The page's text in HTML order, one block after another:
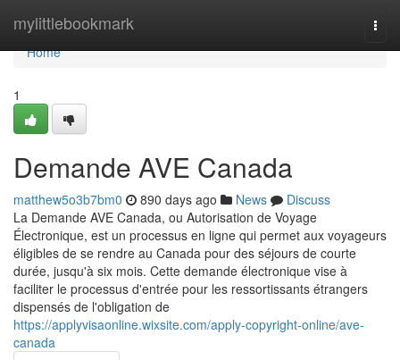
mylittlebookmark
Home
Home
1
Demande AVE Canada
matthew5o3b7bm0 890 days ago News
Discuss
La Demande AVE Canada, ou Autorisation de Voyage
Électronique, est un processus en ligne qui permet aux voyageurs
éligibles de se rendre au Canada pour des séjours de courte
durée, jusqu'à six mois. Cette demande électronique vise à
faciliter le processus d'entrée pour les ressortissants étrangers
dispensés de l'obligation de
https://applyvisaonline.wixsite.com/apply-copyright-online/ave-
canada